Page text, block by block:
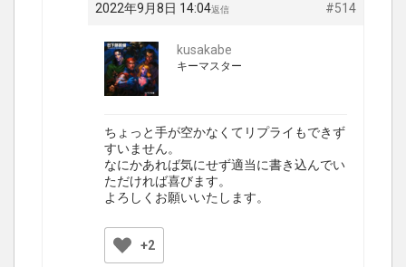
2022年9月8日 14:04 #514
返信
kusakabe
キーマスター
ちょっと手が空かなくてリプライもできず
すいません。
なにかあれば気にせず適当に書き込んでい
ただければ喜びます。
よろしくお願いいたします。
+2